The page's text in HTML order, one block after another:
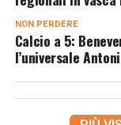
NON PERDERE
Calcio a 5:
l’universale